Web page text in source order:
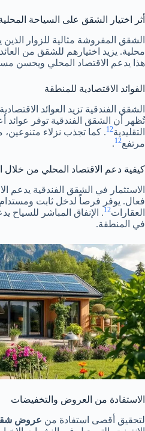
أثر اختيار الشقق على السياحة
الشقق المفروشة مثالية للزوار
محلية. يزيد اختيارهم للشقق من
هذا يدعم الاقتصاد المحلي ويحسن
الفوائد الاقتصادية للمنطقة
الشقق الفندقية تزيد العوائد
تُظهر أن الشقق الفندقية توفر
التقليدية12. كما تجذب نزلاء
مرتفع12
.
كيفية دعم الاقتصاد المحلي من خلال
الاستثمار في الشقق الفندقية يدعم
فعال. يوفر فرصاً لدخل ثابت
العقارات12. الإنفاق المباشر للسياح
في المنطقة.
الاستفادة من العروض والتخفيضات
لتحقيق أقصى استفادة من عروض